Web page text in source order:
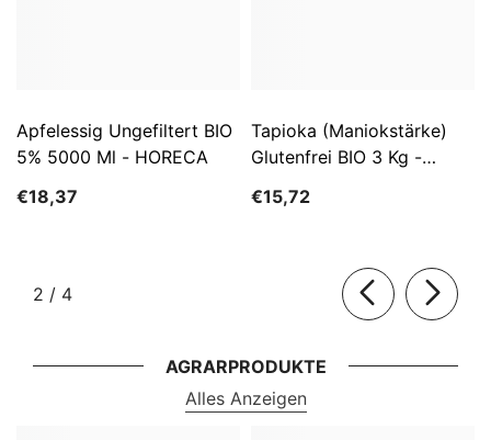
Apfelessig Ungefiltert BIO
5% 5000 Ml - HORECA
€18,37
Tapioka (Maniokstärke)
Glutenfrei BIO 3 Kg -
€15,72
2 / von
4
AGRARPRODUKTE
Alles Anzeigen